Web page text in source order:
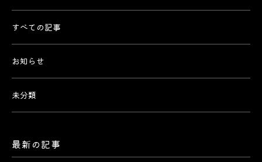
すべての記事
お知らせ
未分類
最新の記事